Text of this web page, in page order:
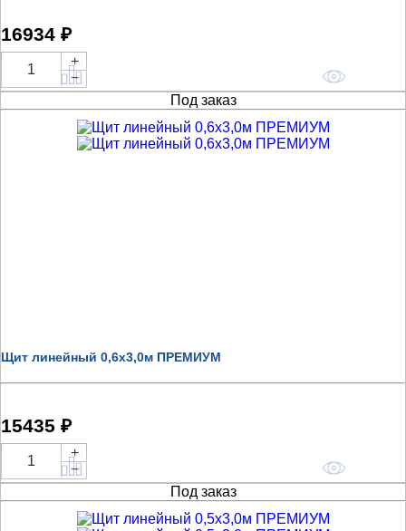
16934 ₽
+
−
Под заказ
Щит линейный 0,6х3,0м ПРЕМИУМ
15435 ₽
+
−
Под заказ